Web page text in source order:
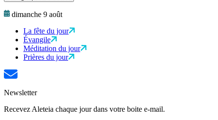
dimanche 9 août
La fête du jour
Évangile
Méditation du jour
Prières du jour
Newsletter
Recevez Aleteia chaque jour dans votre boite e-mail.